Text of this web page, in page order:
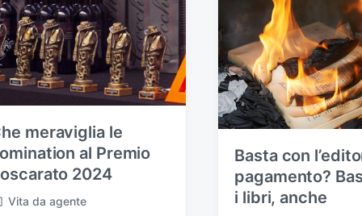
meraviglia le
al Premio
2024
Vita da agente
Basta con
pagamento?
i libri, anche